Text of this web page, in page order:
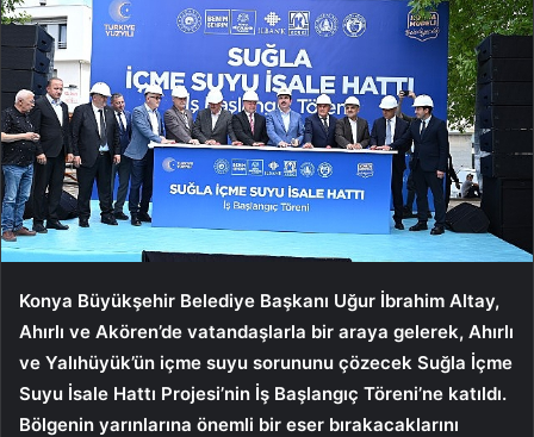
Konya Büyükşehir Belediye Başkanı Uğur İbrahim Altay,
Ahırlı ve Akören’de vatandaşlarla bir araya gelerek, Ahırlı
ve Yalıhüyük’ün içme suyu sorununu çözecek Suğla İçme
Suyu İsale Hattı Projesi’nin İş Başlangıç Töreni’ne katıldı.
Bölgenin yarınlarına önemli bir eser bırakacaklarını